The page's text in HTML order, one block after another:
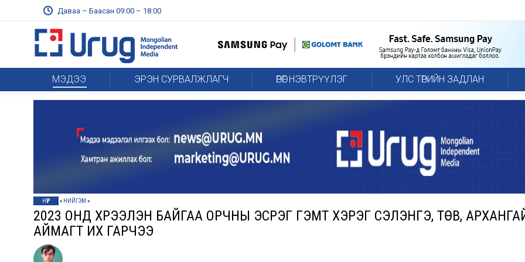
Даваа – Баасан 09:00 – 18:00
МЭДЭЭ ЭРЭН СУРВАЛЖЛАГЧ ӨРӨГ НЭВТРҮҮЛЭГ УЛС ТӨРИЙН ЗАДЛАН
НҮҮР » НИЙГЭМ »
2023 ОНД ХҮРЭЭЛЭН БАЙГАА ОРЧНЫ ЭСРЭГ ГЭМТ ХЭРЭГ СЭЛЭНГЭ, ТӨВ,
АЙМАГТ ИХ ГАРЧЭЭ